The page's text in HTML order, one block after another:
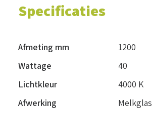
Specificaties
Afmeting mm
1200
Wattage
40
Lichtkleur
4000 K
Afwerking
Melkglas